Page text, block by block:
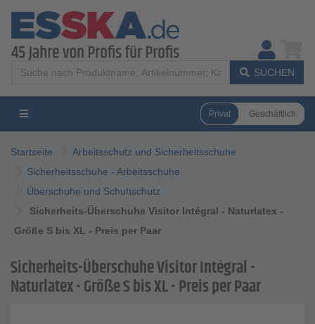
SUCHEN
Privat Geschäftlich
Startseite
Arbeitsschutz und Sicherheitsschuhe
Sicherheitsschuhe - Arbeitsschuhe
Überschuhe und Schuhschutz
Sicherheits-Überschuhe Visitor Intégral - Naturlatex -
Größe S bis XL - Preis per Paar
Sicherheits-Überschuhe Visitor Intégral -
Naturlatex - Größe S bis XL - Preis per Paar